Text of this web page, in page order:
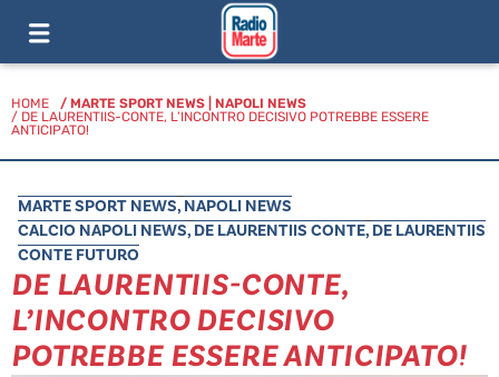
HOME / MARTE SPORT NEWS
NAPOLI NEWS
/ DE LAURENTIIS-CONTE, L’INCONTRO DECISIVO POTREBBE ESSERE
ANTICIPATO!
MARTE SPORT NEWS, NAPOLI NEWS
CALCIO NAPOLI NEWS, DE LAURENTIIS CONTE, DE LAURENTIIS
CONTE FUTURO
DE LAURENTIIS-CONTE,
L’INCONTRO DECISIVO
POTREBBE ESSERE ANTICIPATO!